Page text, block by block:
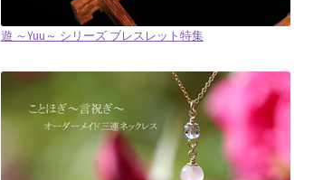
遊 ～Yuu～ シリーズ ブレスレット特集